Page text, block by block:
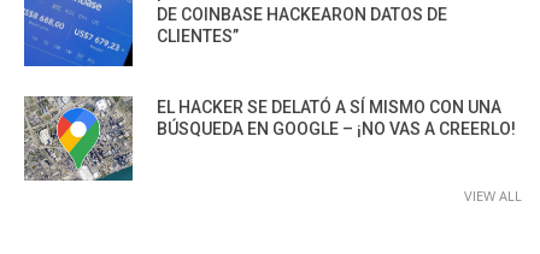
DE COINBASE HACKEARON DATOS DE
CLIENTES”
EL HACKER SE DELATÓ A SÍ MISMO CON UNA
BÚSQUEDA EN GOOGLE – ¡NO VAS A CREERLO!
VIEW ALL